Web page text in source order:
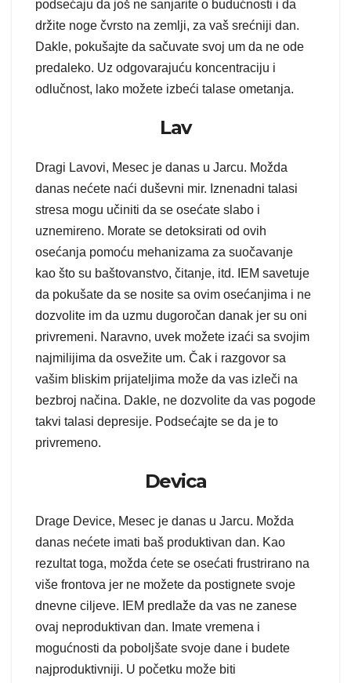
podsećaju da još ne sanjarite o budućnosti i da
držite noge čvrsto na zemlji, za vaš srećniji dan.
Dakle, pokušajte da sačuvate svoj um da ne ode
predaleko. Uz odgovarajuću koncentraciju i
odlučnost, lako možete izbeći talase ometanja.
Lav
Dragi Lavovi, Mesec je danas u Jarcu. Možda
danas nećete naći duševni mir. Iznenadni talasi
stresa mogu učiniti da se osećate slabo i
uznemireno. Morate se detoksirati od ovih
osećanja pomoću mehanizama za suočavanje
kao što su baštovanstvo, čitanje, itd. IEM savetuje
da pokušate da se nosite sa ovim osećanjima i ne
dozvolite im da uzmu dugoročan danak jer su oni
privremeni. Naravno, uvek možete izaći sa svojim
najmilijima da osvežite um. Čak i razgovor sa
vašim bliskim prijateljima može da vas izleči na
bezbroj načina. Dakle, ne dozvolite da vas pogode
takvi talasi depresije. Podsećajte se da je to
privremeno.
Devica
Drage Device, Mesec je danas u Jarcu. Možda
danas nećete imati baš produktivan dan. Kao
rezultat toga, možda ćete se osećati frustrirano na
više frontova jer ne možete da postignete svoje
dnevne ciljeve. IEM predlaže da vas ne zanese
ovaj neproduktivan dan. Imate vremena i
mogućnosti da poboljšate svoje dane i budete
najproduktivniji. U početku može biti